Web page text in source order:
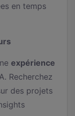
en temps
expérience
Recherchez
des projets